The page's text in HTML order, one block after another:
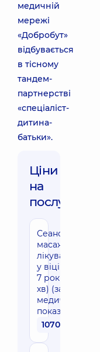
медичній
мережі
«Добробут»
відбувається
в тісному
тандем-
партнерстві
«спеціаліст-
дитина-
батьки».
Ціни
на
послуги:
Сеанс
масажу
лікувального
у віці від 1 до
7 років (30-45
хв) (за
медичними
показаннями)
1070 грн